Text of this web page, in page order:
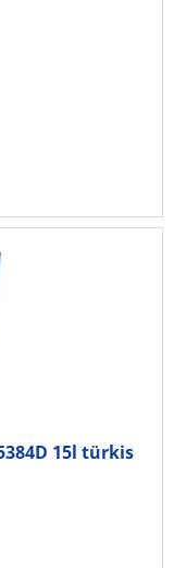
15l türkis